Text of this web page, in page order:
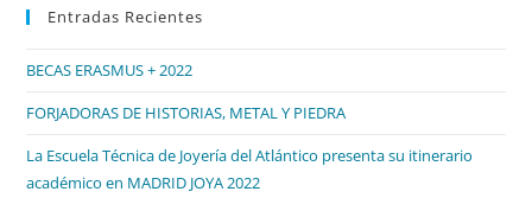
Entradas Recientes
BECAS ERASMUS + 2022
FORJADORAS DE HISTORIAS, METAL Y PIEDRA
La Escuela Técnica de Joyería del Atlántico presenta su itinerario
académico en MADRID JOYA 2022